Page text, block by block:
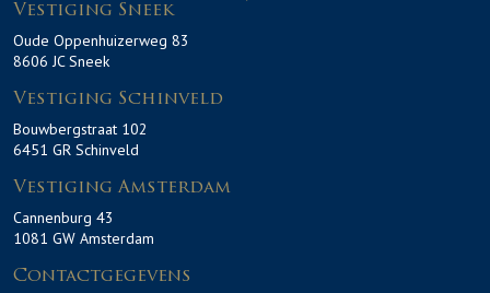
Vestiging Sneek
Oude Oppenhuizerweg 83
8606 JC Sneek
Vestiging Schinveld
Bouwbergstraat 102
6451 GR Schinveld
Vestiging Amsterdam
Cannenburg 43
1081 GW Amsterdam
Contactgegevens